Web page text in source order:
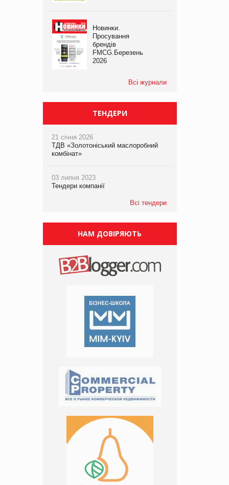
Новинки.
Просування
брендів
FMCG.Березень
2026
Всі журнали
ТЕНДЕРИ
21 січня 2026
ТДВ «Золотоніський маслоробний
комбінат»
03 липня 2023
Тендери компанії
Всі тендери
НАМ ДОВІРЯЮТЬ